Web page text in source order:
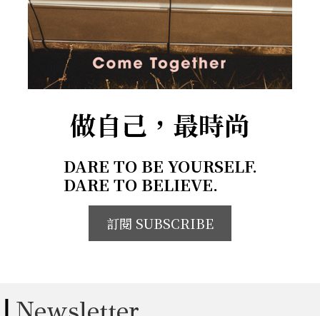
做自己，最時尚
DARE TO BE YOURSELF.
DARE TO BELIEVE.
訂閱 SUBSCRIBE